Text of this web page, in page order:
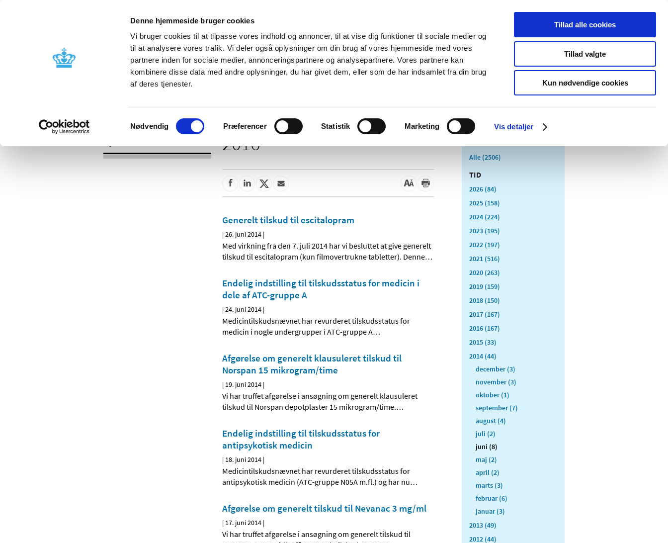
Denne hjemmeside bruger cookies
Vi bruger cookies til at tilpasse vores indhold og annoncer, til at vise dig funktioner til sociale medier og
til at analysere vores trafik. Vi deler også oplysninger om din brug af vores hjemmeside med vores
partnere inden for sociale medier, annonceringspartnere og analysepartnere. Vores partnere kan
kombinere disse data med andre oplysninger, du har givet dem, eller som de har indsamlet fra din brug
af deres tjenester.
Samtykkevalg
Nødvendig Præferencer Statistik Marketing Vis detaljer
Tillad alle cookies
Tillad valgte
Kun nødvendige cookies
Nyheder Om os Kontakt Udgivelser
Godkendelse og
Bivirkninger og
produktinformation
Tilskud og
Apoteker og salg af
Medicinsk
Særlige
produktområder
2016
Generelt tilskud til escitalopram
|26. juni 2014 |
Med virkning fra den 7. juli 2014 har vi besluttet at give generelt
tilskud til escitalopram (kun filmovertrukne tabletter). Denne…
Endelig indstilling til tilskudsstatus for medicin i
dele af ATC-gruppe A
|24. juni 2014 |
Medicintilskudsnævnet har revurderet tilskudsstatus for
medicin i nogle undergrupper i ATC-gruppe A…
Afgørelse om generelt klausuleret tilskud til
Norspan 15 mikrogram/time
| 19. juni 2014 |
Vi har truffet afgørelse i ansøgning om generelt klausuleret
tilskud til Norspan depotplaster 15 mikrogram/time.…
Endelig indstilling til tilskudsstatus for
antipsykotisk medicin
| 18. juni 2014 |
Medicintilskudsnævnet har revurderet tilskudsstatus for
antipsykotisk medicin (ATC-gruppe N05A m.fl.) og har nu…
Afgørelse om generelt tilskud til Nevanac 3 mg/ml
| 17. juni 2014 |
Vi har truffet afgørelse i ansøgning om generelt tilskud til
Alle (2506)
TID
2026 (84)
2025 (158)
2024 (224)
2023 (195)
2022 (197)
2021 (516)
2020 (263)
2019 (159)
2018 (150)
2017 (167)
2016 (167)
2015 (33)
2014 (44)
december (3)
november (3)
oktober (1)
september (7)
august (4)
juli (2)
juni (8)
maj (2)
april (2)
marts (3)
februar (6)
januar (3)
2013 (49)
2012 (44)